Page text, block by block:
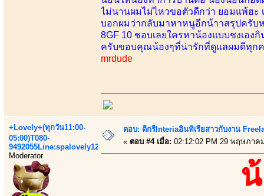
ไม่นานผมไม่ไหวขอตัวดีกว่า ยอมแพ้ฮะ
บอกผมว่ากลับมาหาหนูอีกน้าาสรุปครับ
8GF 10 ชอบเลยใครหาน้องแบบชงเอง
ครับขอบคุณน้องๆที่น่ารักที่ดูแลผมดีทุกค
mrdude
+Lovely+(ทุกวัน11:00-
05:00)T080-
9492055Line:spalovely123
Moderator
ตอบ: ดีกรีInteriaอินทิเรียสาวกับงาน
« ตอบ #4 เมื่อ: 02:12:02 PM 29 พฤษภาค